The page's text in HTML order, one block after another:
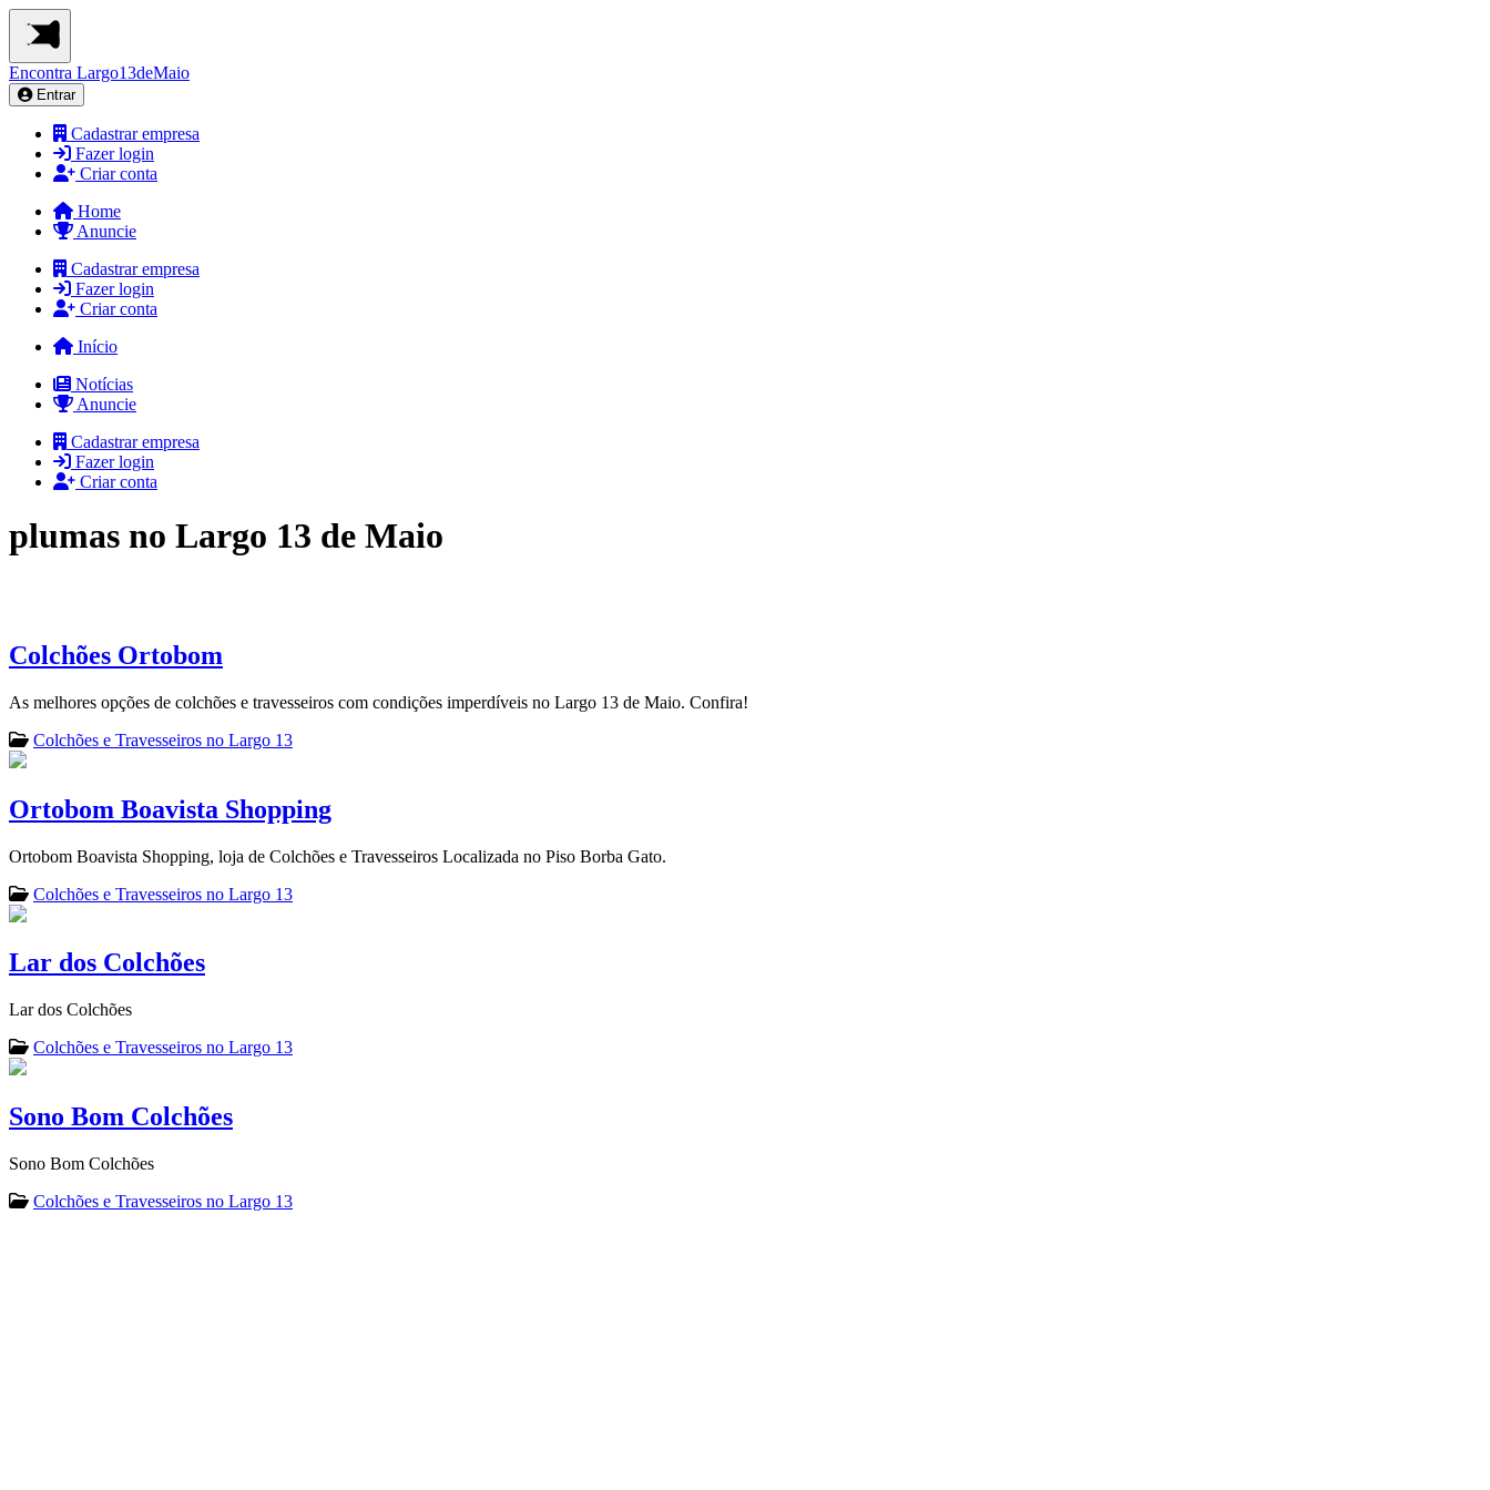
Encontra Largo13deMaio
Entrar
Cadastrar empresa
Fazer login
Criar conta
Home
Anuncie
Cadastrar empresa
Fazer login
Criar conta
Início
Notícias
Anuncie
Cadastrar empresa
Fazer login
Criar conta
plumas no Largo 13 de Maio
Colchões Ortobom
As melhores opções de colchões e travesseiros com condições imperdíveis no Largo 13 de Maio. Confira!
Colchões e Travesseiros no Largo 13
Ortobom Boavista Shopping
Ortobom Boavista Shopping, loja de Colchões e Travesseiros Localizada no Piso Borba Gato.
Colchões e Travesseiros no Largo 13
Lar dos Colchões
Lar dos Colchões
Colchões e Travesseiros no Largo 13
Sono Bom Colchões
Sono Bom Colchões
Colchões e Travesseiros no Largo 13